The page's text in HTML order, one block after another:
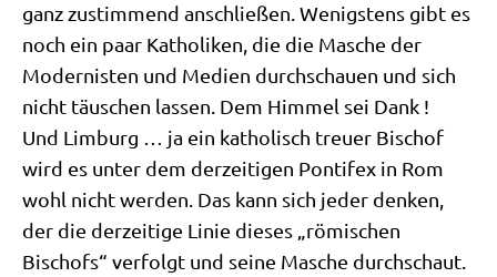
ganz zustim­mend anschlie­ßen. Wenig­stens gibt es
noch ein paar Katho­li­ken, die die Masche der
Moder­ni­sten und Medi­en durch­schau­en und sich
nicht täu­schen las­sen. Dem Him­mel sei Dank !
Und Lim­burg … ja ein katho­lisch treu­er Bischof
wird es unter dem der­zei­ti­gen Pon­ti­fex in Rom
wohl nicht wer­den. Das kann sich jeder den­ken,
der die der­zei­ti­ge Linie die­ses „römi­schen
Bischofs“ ver­folgt und sei­ne Masche durchschaut.